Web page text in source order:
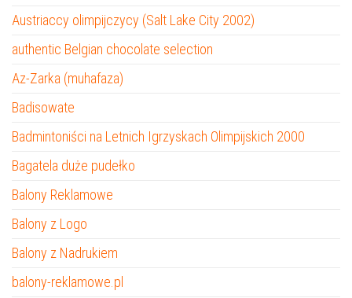
Austriaccy olimpijczycy (Salt Lake City 2002)
authentic Belgian chocolate selection
Az-Zarka (muhafaza)
Badisowate
Badmintoniści na Letnich Igrzyskach Olimpijskich 2000
Bagatela duże pudełko
Balony Reklamowe
Balony z Logo
Balony z Nadrukiem
balony-reklamowe.pl